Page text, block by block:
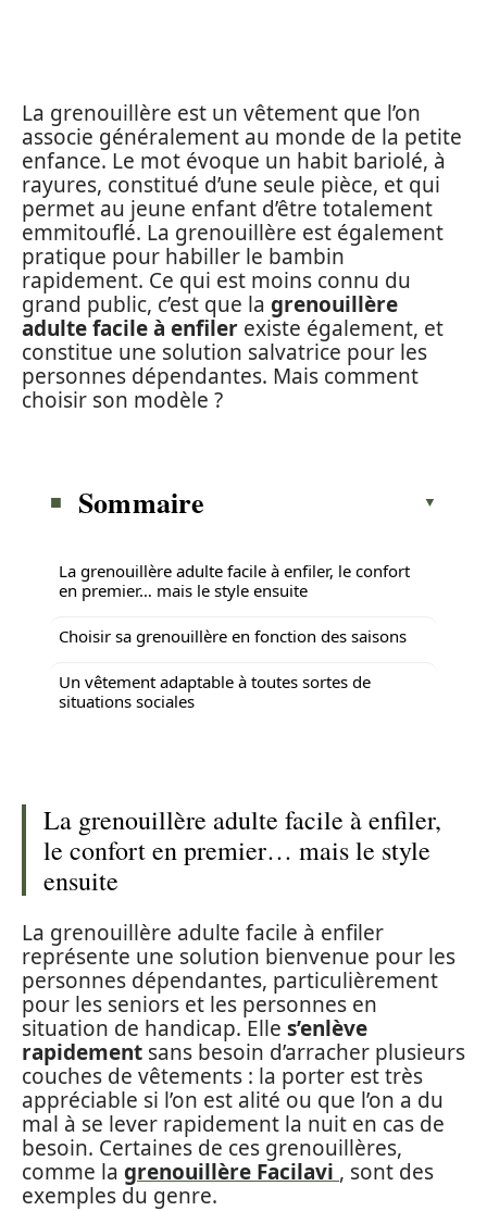
La grenouillère est un vêtement que l’on
associe généralement au monde de la petite
enfance. Le mot évoque un habit bariolé, à
rayures, constitué d’une seule pièce, et qui
permet au jeune enfant d’être totalement
emmitouflé. La grenouillère est également
pratique pour habiller le bambin
rapidement. Ce qui est moins connu du
grand public, c’est que la grenouillère
adulte facile à enfiler existe également, et
constitue une solution salvatrice pour les
personnes dépendantes. Mais comment
choisir son modèle ?
Sommaire
La grenouillère adulte facile à enfiler, le confort
en premier… mais le style ensuite
Choisir sa grenouillère en fonction des saisons
Un vêtement adaptable à toutes sortes de
situations sociales
La grenouillère adulte facile à enfiler,
le confort en premier… mais le style
ensuite
La grenouillère adulte facile à enfiler
représente une solution bienvenue pour les
personnes dépendantes, particulièrement
pour les seniors et les personnes en
situation de handicap. Elle s’enlève
rapidement sans besoin d’arracher plusieurs
couches de vêtements : la porter est très
appréciable si l’on est alité ou que l’on a du
mal à se lever rapidement la nuit en cas de
besoin. Certaines de ces grenouillères,
comme la grenouillère Facilavi , sont des
exemples du genre.